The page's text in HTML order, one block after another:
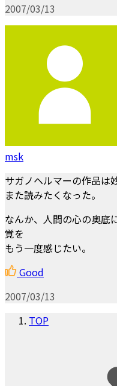
2007/03/13
msk
サガノヘルマーの作品は
また読みたくなった。
なんか、人間の心の奥底
覚を
もう一度感じたい。
Good
2007/03/13
TOP